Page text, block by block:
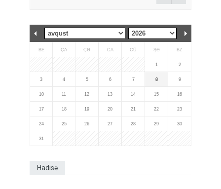
BE ÇA ÇƏ CA CÜ ŞƏ BZ
1 2
3 4 5 6 7 8 9
10 11 12 13 14 15 16
17 18 19 20 21 22 23
24 25 26 27 28 29 30
31
Hadisə